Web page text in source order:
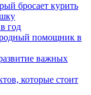
бросает курить
год
помощник в
важных
которые стоит